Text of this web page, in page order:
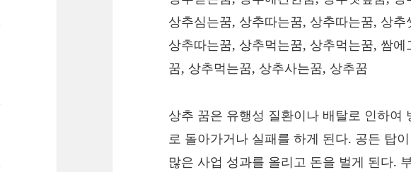
상추심는꿈, 상추따는꿈, 상추따는꿈, 상
상추따는꿈, 상추먹는꿈, 상추먹는꿈, 쌈
꿈, 상추먹는꿈, 상추사는꿈, 상추꿈
상추 꿈은 유행성 질환이나 배탈로 인하여
로 돌아가거나 실패를 하게 된다. 공든 탑
많은 사업 성과를 올리고 돈을 벌게 된다.